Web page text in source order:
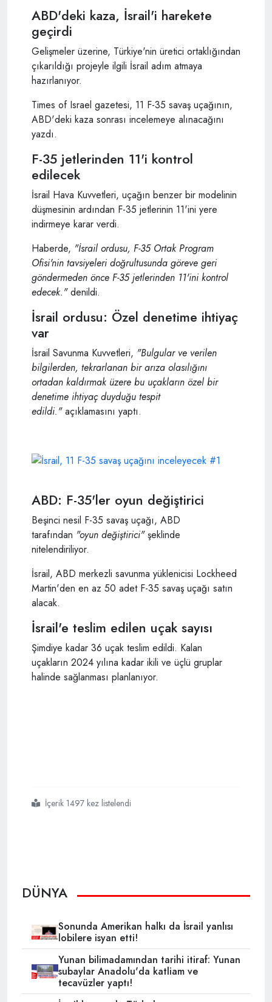
ABD'deki kaza, İsrail'i harekete
geçirdi
Gelişmeler üzerine, Türkiye'nin üretici ortaklığından
çıkarıldığı projeyle ilgili İsrail adım atmaya
hazırlanıyor.
Times of Israel gazetesi, 11 F-35 savaş uçağının,
ABD'deki kaza sonrası incelemeye alınacağını
yazdı.
F-35 jetlerinden 11'i kontrol
edilecek
İsrail Hava Kuvvetleri, uçağın benzer bir modelinin
düşmesinin ardından F-35 jetlerinin 11'ini yere
indirmeye karar verdi.
Haberde, "İsrail ordusu, F-35 Ortak Program
Ofisi'nin tavsiyeleri doğrultusunda göreve geri
göndermeden önce F-35 jetlerinden 11'ini kontrol
edecek."denildi.
İsrail ordusu: Özel denetime ihtiyaç
var
İsrail Savunma Kuvvetleri, "Bulgular ve verilen
bilgilerden, tekrarlanan bir arıza olasılığını
ortadan kaldırmak üzere bu uçakların özel bir
denetime ihtiyaç duyduğu tespit
edildi."açıklamasını yaptı.
ABD: F-35'ler oyun değiştirici
Beşinci nesil F-35 savaş uçağı, ABD
tarafından "oyun değiştirici"şeklinde
nitelendiriliyor.
İsrail, ABD merkezli savunma yüklenicisi Lockheed
Martin'den en az 50 adet F-35 savaş uçağı satın
alacak.
İsrail'e teslim edilen uçak sayısı
Şimdiye kadar 36 uçak teslim edildi. Kalan
uçakların 2024 yılına kadar ikili ve üçlü gruplar
halinde sağlanması planlanıyor.
#israil
#f 35lere
#güvenmiyor
#11
#savaş
#uçağını
#inceleyecekler
İçerik 1497 kez listelendi
DÜNYA
Sonunda Amerikan halkı da İsrail yanlısı
lobilere isyan etti!
Yunan bilimadamından tarihi itiraf: Yunan
subaylar Anadolu'da katliam ve
tecavüzler yaptı!